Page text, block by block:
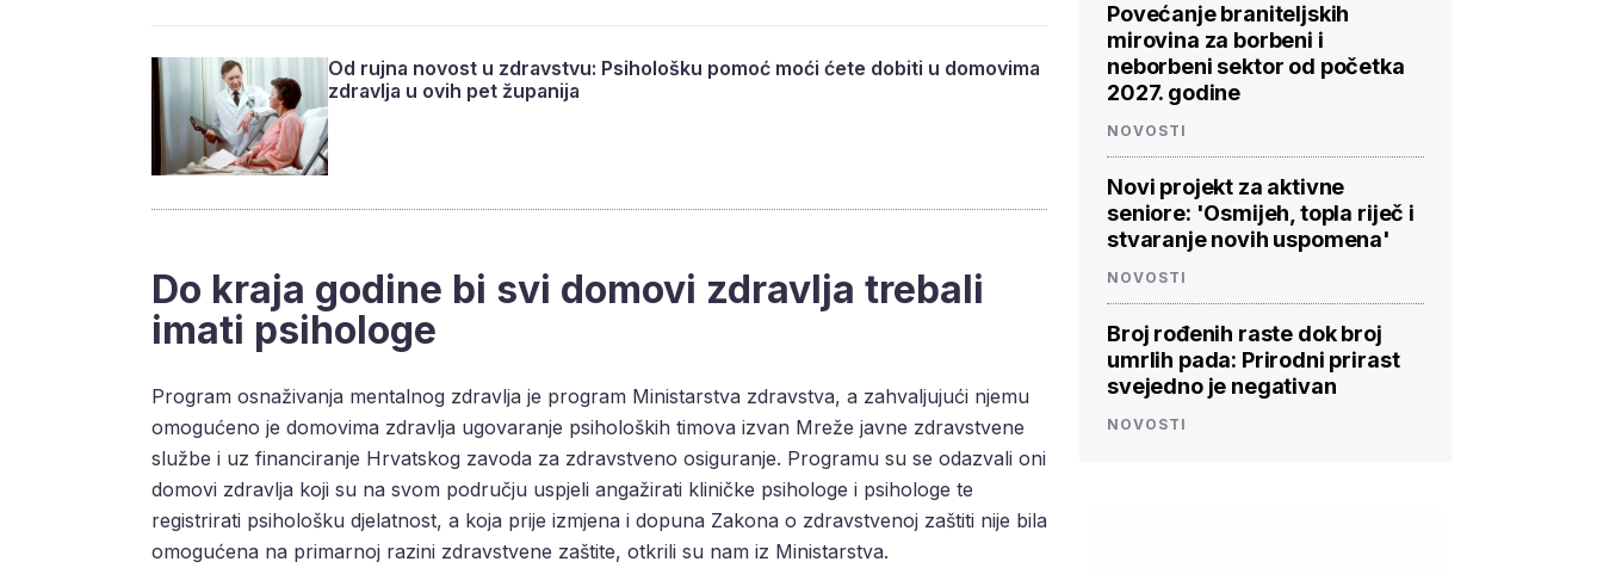
Od rujna novost u zdravstvu: Psihološku pomoć moći ćete dobiti u domovima
zdravlja u ovih pet županija
Do kraja godine bi svi domovi zdravlja trebali
imati psihologe
Program osnaživanja mentalnog zdravlja je program Ministarstva zdravstva, a zahvaljujući njemu
omogućeno je domovima zdravlja ugovaranje psiholoških timova izvan Mreže javne zdravstvene
službe i uz financiranje Hrvatskog zavoda za zdravstveno osiguranje. Programu su se odazvali oni
domovi zdravlja koji su na svom području uspjeli angažirati kliničke psihologe i psihologe te
registrirati psihološku djelatnost, a koja prije izmjena i dopuna Zakona o zdravstvenoj zaštiti nije bila
omogućena na primarnoj razini zdravstvene zaštite, otkrili su nam iz Ministarstva.
Povećanje braniteljskih
mirovina za borbeni i
neborbeni sektor od početka
2027. godine
NOVOSTI
Novi projekt za aktivne
seniore: 'Osmijeh, topla riječ i
stvaranje novih uspomena'
NOVOSTI
Broj rođenih raste dok broj
umrlih pada: Prirodni prirast
svejedno je negativan
NOVOSTI